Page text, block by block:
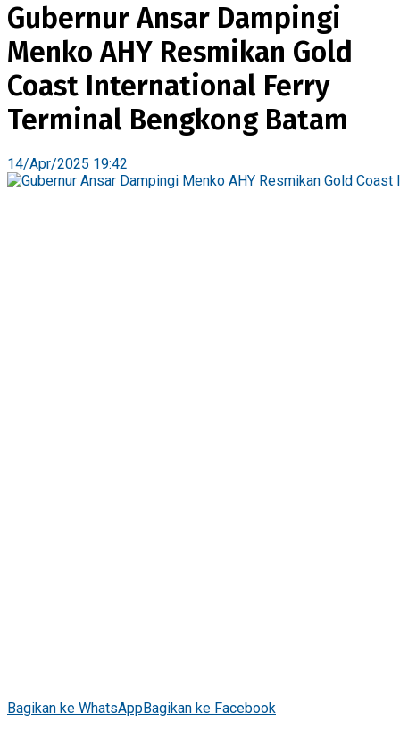
Gubernur Ansar Dampingi
Menko AHY Resmikan Gold
Coast International Ferry
Terminal Bengkong Batam
14/Apr/2025 19:42
Bagikan ke WhatsAppBagikan ke Facebook